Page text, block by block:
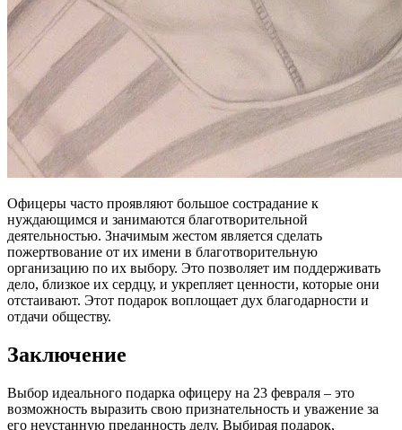
Офицеры часто проявляют большое сострадание к
нуждающимся и занимаются благотворительной
деятельностью. Значимым жестом является сделать
пожертвование от их имени в благотворительную
организацию по их выбору. Это позволяет им поддерживать
дело, близкое их сердцу, и укрепляет ценности, которые они
отстаивают. Этот подарок воплощает дух благодарности и
отдачи обществу.
Заключение
Выбор идеального подарка офицеру на 23 февраля – это
возможность выразить свою признательность и уважение за
его неустанную преданность делу. Выбирая подарок,